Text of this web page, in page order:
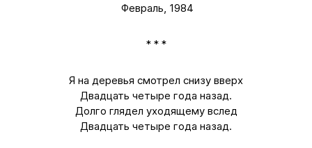
Февраль, 1984
* * *
Я на деревья смотрел снизу вверх
Двадцать четыре года назад.
Долго глядел уходящему вслед
Двадцать четыре года назад.